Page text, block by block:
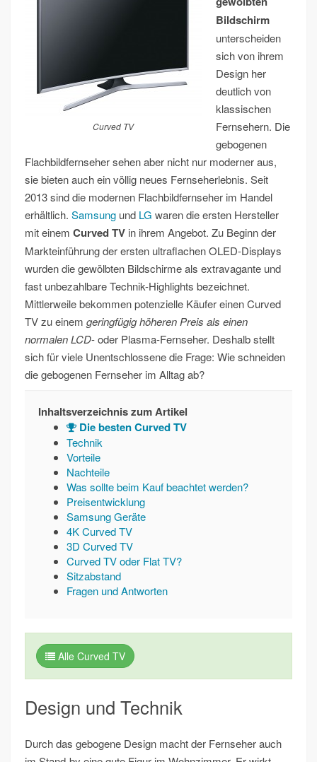
Curved TV
Bildschirm
unterscheiden
sich von ihrem
Design her
deutlich von
klassischen
Fernsehern. Die
gebogenen
Flachbildfernseher sehen aber nicht nur moderner aus,
sie bieten auch ein völlig neues Fernseherlebnis. Seit
2013 sind die modernen Flachbildfernseher im Handel
erhältlich. Samsung und LG waren die ersten Hersteller
mit einem Curved TV in ihrem Angebot. Zu Beginn der
Markteinführung der ersten ultraflachen OLED-Displays
wurden die gewölbten Bildschirme als extravagante und
fast unbezahlbare Technik-Highlights bezeichnet.
Mittlerweile bekommen potenzielle Käufer einen Curved
TV zu einem geringfügig höheren Preis als einen
normalen LCD- oder Plasma-Fernseher. Deshalb stellt
sich für viele Unentschlossene die Frage: Wie schneiden
die gebogenen Fernseher im Alltag ab?
Inhaltsverzeichnis zum Artikel
Die besten Curved TV
Technik
Vorteile
Nachteile
Was sollte beim Kauf beachtet werden?
Preisentwicklung
Samsung Geräte
4K Curved TV
3D Curved TV
Curved TV oder Flat TV?
Sitzabstand
Fragen und Antworten
Alle Curved TV
Design und Technik
Durch das gebogene Design macht der Fernseher auch